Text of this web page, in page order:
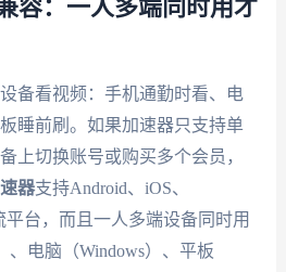
容：一人多端同时用才
备看视频：手机通勤时看、电
睡前刷。如果加速器只支持单
上切换账号或购买多个会员，
器支持Android、iOS、
平台，而且一人多端设备同时用
电脑（Windows）、平板